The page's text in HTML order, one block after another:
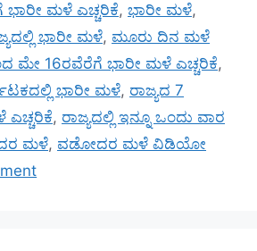
ಭಾರೀ ಮಳೆ ಎಚ್ಚರಿಕೆ, ಭಾರೀ ಮಳೆ,
ಭಾರೀ ಮಳೆ, ಮೂರು ದಿನ ಮಳೆ
ಮೇ 16ರವೆರೆಗೆ ಭಾರೀ ಮಳೆ ಎಚ್ಚರಿಕೆ,
ಭಾರೀ ಮಳೆ, ರಾಜ್ಯದ 7
ಎಚ್ಚರಿಕೆ, ರಾಜ್ಯದಲ್ಲಿ ಇನ್ನೂ ಒಂದು ವಾರ
ಮಳೆ, ವಡೋದರ ಮಳೆ ವಿಡಿಯೋ